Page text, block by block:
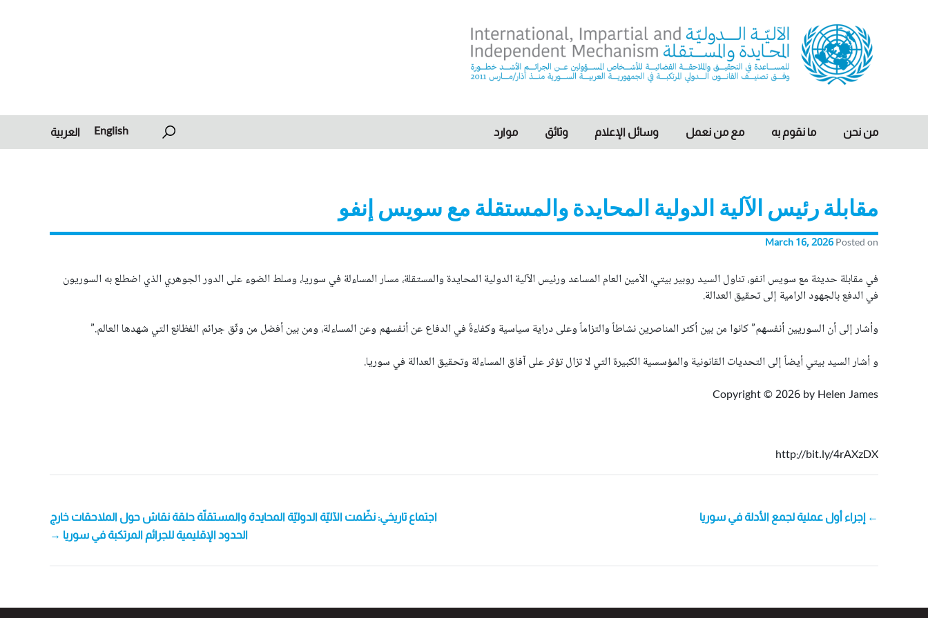
IIIM
من نحن ما نقوم به مع من نعمل وسائل الإعلام وثائق موارد English العربية
مقابلة رئيس الآلية الدولية المحايدة والمستقلة مع سويس إنفو
Posted on
March 16, 2026
في مقابلة حديثة مع سويس انفو، تناول السيد روبير بيتي، الأمين العام المساعد ورئيس الآلية الدولية المحايدة والمستقلة، مسار المساءلة في سوريا، وسلط الضوء على الدور الجوهري الذي اضطلع به السوريون
في الدفع بالجهود الرامية إلى تحقيق العدالة.
وأشار إلى أن السوريين أنفسهم” كانوا من بين أكثر المناصرين نشاطاً والتزاماً وعلى دراية سياسية وكفاءةً في الدفاع عن أنفسهم وعن المساءلة، ومن بين أفضل من وثّق جرائم الفظائع التي شهدها العالم.”
و أشار السيد بيتي أيضاً إلى التحديات القانونية والمؤسسية الكبيرة التي لا تزال تؤثر على آفاق المساءلة وتحقيق العدالة في سوريا.
Copyright © 2026 by Helen James
http://bit.ly/4rAXzDX
POST
← إجراء أول عملية لجمع الأدلة في سوريا
اجتماع تاريخي: نظّمت الآليّة الدوليّة المحايدة والمستقلّة حلقة نقاش حول الملاحقات خارج
الحدود الإقليمية للجرائم المرتكبة في سوريا →